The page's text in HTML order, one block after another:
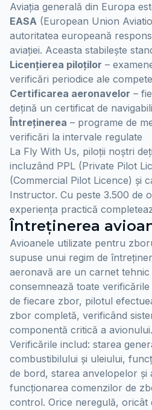
Aviația generală din Europa
EASA (European Union
autoritatea europeană
aviației. Aceasta stabilește
Licențierea piloților –
verificări periodice ale
Certificarea aeronavelor –
dețină un certificat de
Întreținerea – programe de
verificări la intervale regulate
La Fly With Us, piloții noștri
incluzând PPL (Private Pilot
(Commercial Pilot Licence) și
Instructor. Cu peste 3.500 de
experiența practică
Întreținerea
Avioanele utilizate pentru
supuse unui regim de
aeronavă are un carnet tehnic
consemnează toate
de fiecare zbor, pilotul
zbor completă, verificând
componentă critică a avionului.
Verificările includ: starea
combustibilului și uleiului,
de bord, starea anvelopelor și
funcționarea comenzilor de
control. Orice neregulă, oricât